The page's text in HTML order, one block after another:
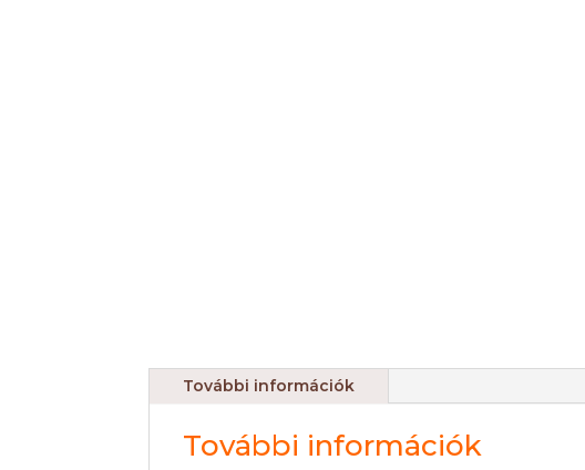
További információk
További információk